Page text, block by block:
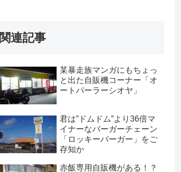
関連記事
某暴走族マンガにもちょっ
と出た自販機コーナー「オ
ートパーラーシオヤ」
君は”ドムドム”より36倍マ
イナーなバーガーチェーン
「ロッキーバーガー」をご
存知か
赤飯専用自販機がある！？